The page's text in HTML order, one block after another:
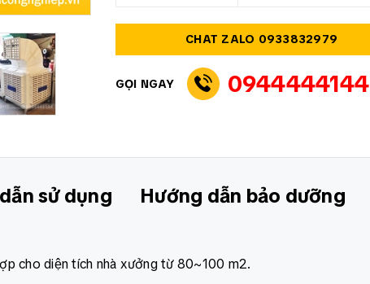
CHAT ZALO 0933832979
GỌI NGAY 0944444144
sử dụng Hướng dẫn bảo dưỡng
cho diện tích nhà xưởng từ 80~100 m2.